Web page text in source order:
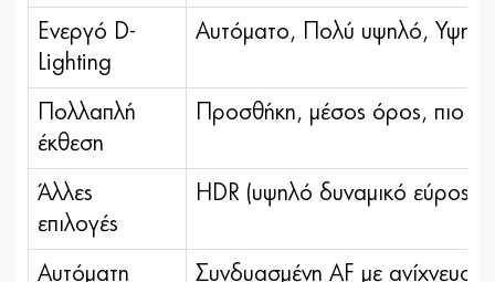
Ενεργό D-
Lighting
Αυτόματο, Πολύ υψηλό,
Πολλαπλή
έκθεση
Προσθήκη, μέσος όρος, πιο
Άλλες
επιλογές
HDR (υψηλό δυναμικό εύρος),
Αυτόματη Συνδυασμένη AF με